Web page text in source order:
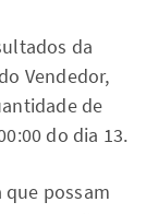
da
Vendedor,
de
do dia 13.
que possam